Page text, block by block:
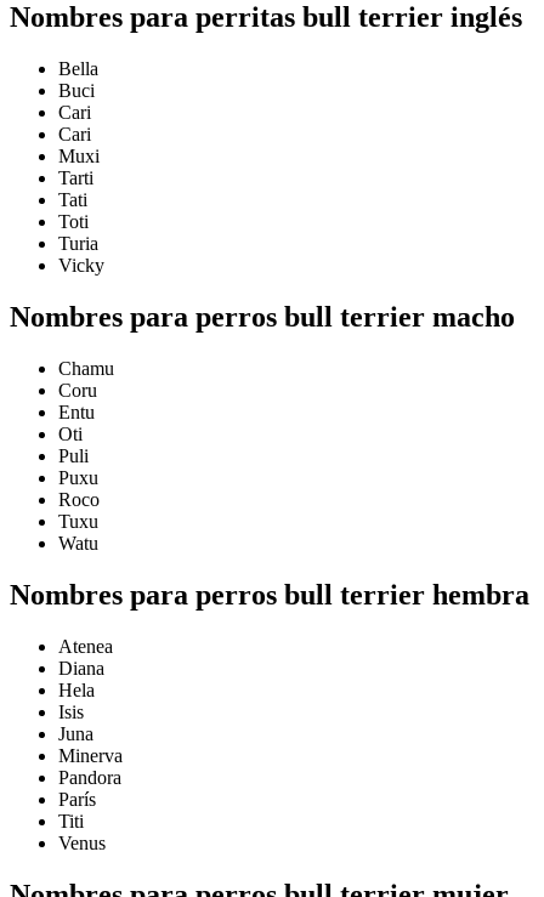
Nombres para perritas bull terrier inglés
Bella
Buci
Cari
Cari
Muxi
Tarti
Tati
Toti
Turia
Vicky
Nombres para perros bull terrier macho
Chamu
Coru
Entu
Oti
Puli
Puxu
Roco
Tuxu
Watu
Nombres para perros bull terrier hembra
Atenea
Diana
Hela
Isis
Juna
Minerva
Pandora
París
Titi
Venus